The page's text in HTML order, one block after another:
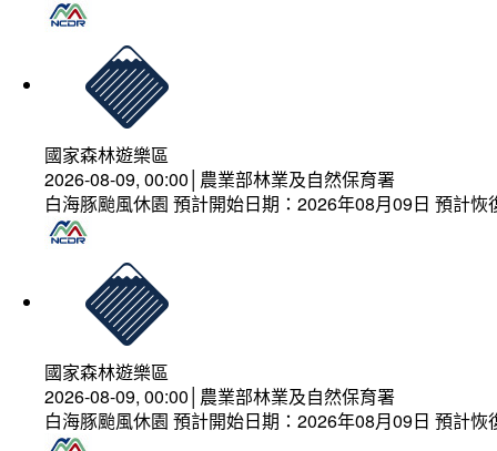
國家森林遊樂區
2026-08-09, 00:00│農業部林業及自然保育署
白海豚颱風休園 預計開始日期：2026年08月09日 預計
國家森林遊樂區
2026-08-09, 00:00│農業部林業及自然保育署
白海豚颱風休園 預計開始日期：2026年08月09日 預計